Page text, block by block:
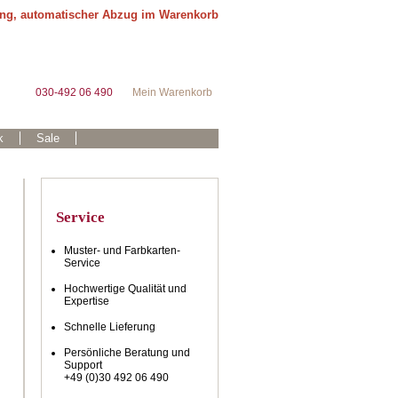
automatischer Abzug im Warenkorb
Mein Warenkorb
030-492 06 490
Sale
Service
Muster- und Farbkarten-
Service
Hochwertige Qualität und
Expertise
Schnelle Lieferung
Persönliche Beratung und
Support
+49 (0)30 492 06 490